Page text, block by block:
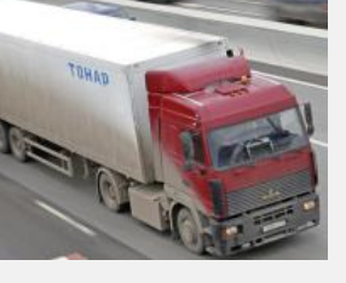
запчасти, шины
Топливо, масла и
автохимия
Дзен